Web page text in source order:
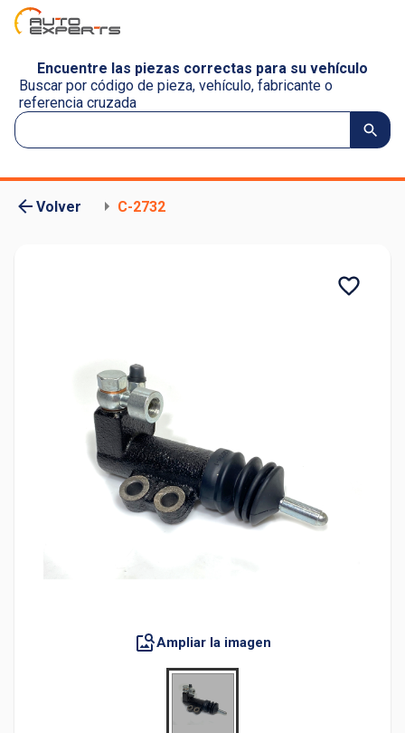
Encuentre las piezas correctas para su vehículo
Buscar por código de pieza, vehículo, fabricante o
referencia cruzada
Volver C-2732
Ampliar la imagen